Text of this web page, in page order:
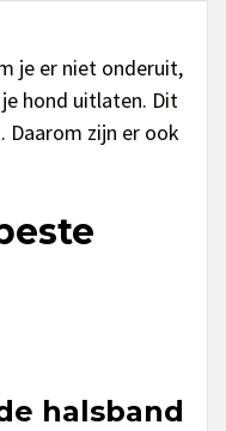
je er niet onderuit,
hond uitlaten. Dit
Daarom zijn er ook
halsband